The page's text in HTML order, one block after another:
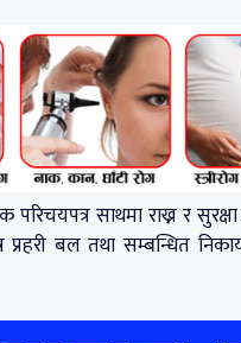
साथमा राख्न र
बल तथा सम्बन्धित